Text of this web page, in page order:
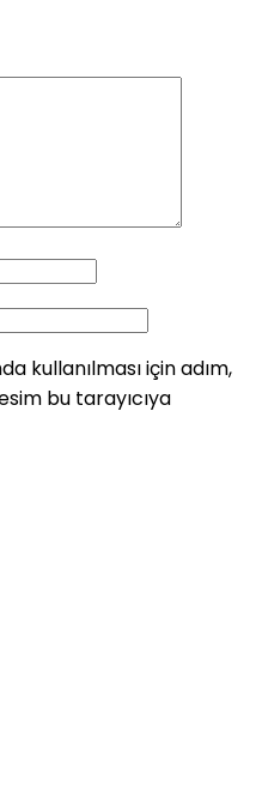
kullanılması için adım,
bu tarayıcıya